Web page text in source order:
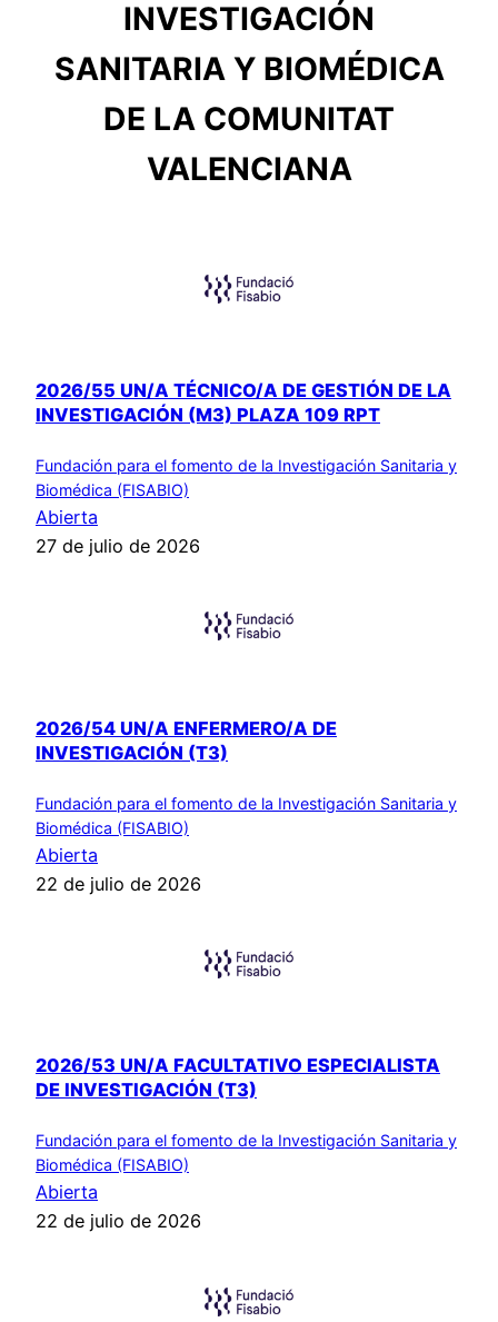
INVESTIGACIÓN
SANITARIA Y BIOMÉDICA
DE LA COMUNITAT
VALENCIANA
2026/55 UN/A TÉCNICO/A DE GESTIÓN DE LA
INVESTIGACIÓN (M3) PLAZA 109 RPT
Fundación para el fomento de la Investigación Sanitaria y
Biomédica (FISABIO)
Abierta
27 de julio de 2026
2026/54 UN/A ENFERMERO/A DE
INVESTIGACIÓN (T3)
Fundación para el fomento de la Investigación Sanitaria y
Biomédica (FISABIO)
Abierta
22 de julio de 2026
2026/53 UN/A FACULTATIVO ESPECIALISTA
DE INVESTIGACIÓN (T3)
Fundación para el fomento de la Investigación Sanitaria y
Biomédica (FISABIO)
Abierta
22 de julio de 2026